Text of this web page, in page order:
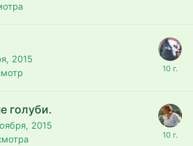
2015
голуби.
2015